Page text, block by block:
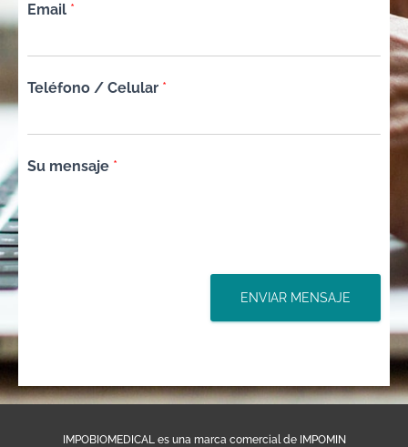
Email *
Teléfono / Celular *
Su mensaje *
ENVIAR MENSAJE
IMPOBIOMEDICAL es una marca comercial de IMPOMIN